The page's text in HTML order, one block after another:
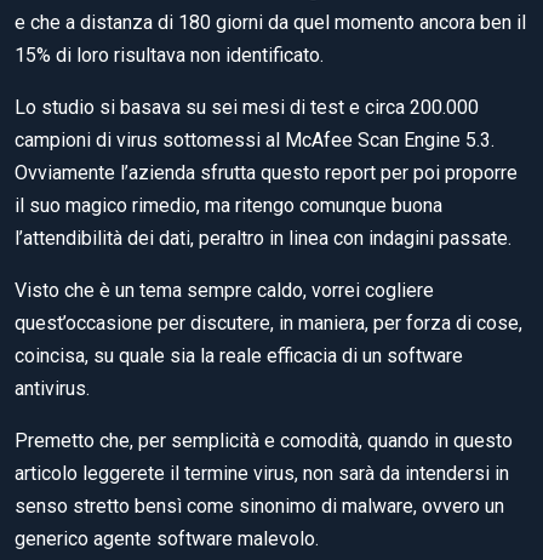
e che a distanza di 180 giorni da quel momento ancora ben il
15% di loro risultava non identificato.
Lo studio si basava su sei mesi di test e circa 200.000
campioni di virus sottomessi al McAfee Scan Engine 5.3.
Ovviamente l’azienda sfrutta questo report per poi proporre
il suo magico rimedio, ma ritengo comunque buona
l’attendibilità dei dati, peraltro in linea con indagini passate.
Visto che è un tema sempre caldo, vorrei cogliere
quest’occasione per discutere, in maniera, per forza di cose,
coincisa, su quale sia la reale efficacia di un software
antivirus.
Premetto che, per semplicità e comodità, quando in questo
articolo leggerete il termine virus, non sarà da intendersi in
senso stretto bensì come sinonimo di malware, ovvero un
generico agente software malevolo.